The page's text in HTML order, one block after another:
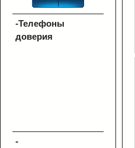
-Телефоны
доверия
-